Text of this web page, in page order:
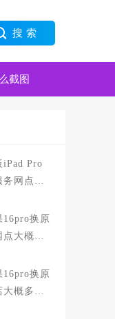
截图
iPad Pro
务网点大
换原
点大概多
换原
大概多少